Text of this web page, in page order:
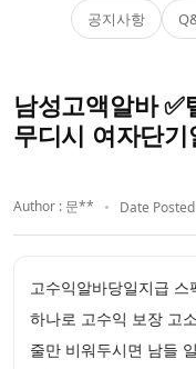
공지사항
남성고액알바
무디시 여자단기
Author : 문** Date
고수익알바당일지급
하나로 고수익 보장 고
줄만 비워두시면 남들